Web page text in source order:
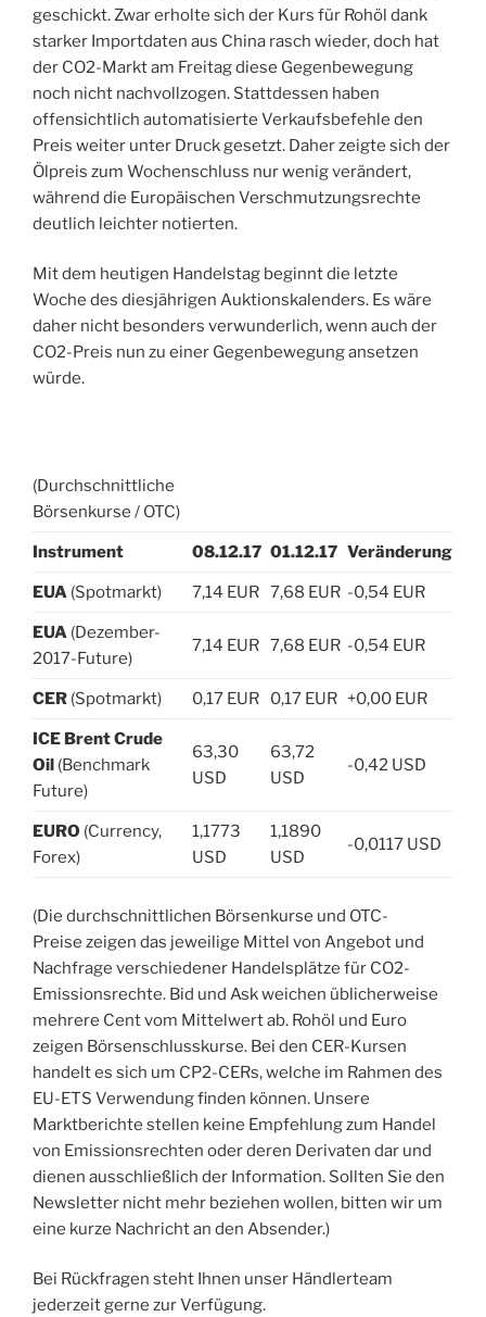
geschickt. Zwar erholte sich der Kurs für Rohöl dank
starker Importdaten aus China rasch wieder, doch hat
der CO2-Markt am Freitag diese Gegenbewegung
noch nicht nachvollzogen. Stattdessen haben
offensichtlich automatisierte Verkaufsbefehle den
Preis weiter unter Druck gesetzt. Daher zeigte sich der
Ölpreis zum Wochenschluss nur wenig verändert,
während die Europäischen Verschmutzungsrechte
deutlich leichter notierten.
Mit dem heutigen Handelstag beginnt die letzte
Woche des diesjährigen Auktionskalenders. Es wäre
daher nicht besonders verwunderlich, wenn auch der
CO2-Preis nun zu einer Gegenbewegung ansetzen
würde.
(Durchschnittliche
Börsenkurse / OTC)
Instrument 08.12.17 01.12.17 Veränderung
EUA (Spotmarkt) 7,14 EUR 7,68 EUR -0,54 EUR
EUA (Dezember-
2017-Future)
7,14 EUR 7,68 EUR -0,54 EUR
CER (Spotmarkt) 0,17 EUR 0,17 EUR +0,00 EUR
ICE Brent Crude
Oil (Benchmark
Future)
63,30
USD
63,72
USD
-0,42 USD
EURO (Currency,
Forex)
1,1773
USD
1,1890
USD
-0,0117 USD
(Die durchschnittlichen Börsenkurse und OTC-
Preise zeigen das jeweilige Mittel von Angebot und
Nachfrage verschiedener Handelsplätze für CO2-
Emissionsrechte. Bid und Ask weichen üblicherweise
mehrere Cent vom Mittelwert ab. Rohöl und Euro
zeigen Börsenschlusskurse. Bei den CER-Kursen
handelt es sich um CP2-CERs, welche im Rahmen des
EU-ETS Verwendung finden können. Unsere
Marktberichte stellen keine Empfehlung zum Handel
von Emissionsrechten oder deren Derivaten dar und
dienen ausschließlich der Information. Sollten Sie den
Newsletter nicht mehr beziehen wollen, bitten wir um
eine kurze Nachricht an den Absender.)
Bei Rückfragen steht Ihnen unser Händlerteam
jederzeit gerne zur Verfügung.